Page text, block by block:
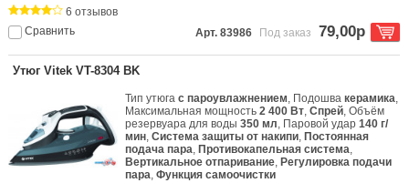
Сравнить
6 отзывов
Арт. 83986
Под заказ 79,00р
Утюг Vitek VT-8304 BK
Тип утюгас пароувлажнением, Подошвакерамика,
Максимальная мощность2 400 Вт,Спрей, Объём
резервуара для воды350 мл, Паровой удар140 г/
мин,Система защиты от накипи, Постоянная
подача пара, Противокапельная система,
Вертикальное отпаривание, Регулировка подачи
пара,Функция самоочистки